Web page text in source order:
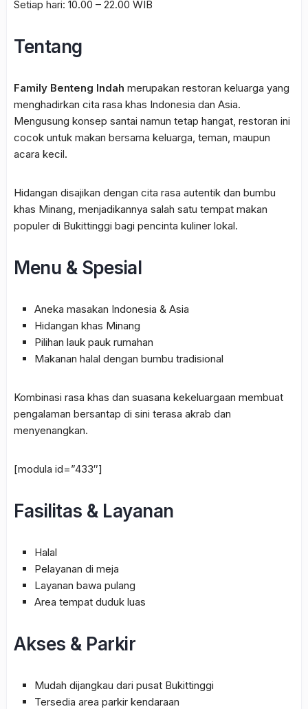
Setiap hari: 10.00 – 22.00 WIB
Tentang
Family Benteng Indah merupakan restoran keluarga yang
menghadirkan cita rasa khas Indonesia dan Asia.
Mengusung konsep santai namun tetap hangat, restoran ini
cocok untuk makan bersama keluarga, teman, maupun
acara kecil.
Hidangan disajikan dengan cita rasa autentik dan bumbu
khas Minang, menjadikannya salah satu tempat makan
populer di Bukittinggi bagi pencinta kuliner lokal.
Menu & Spesial
Aneka masakan Indonesia & Asia
Hidangan khas Minang
Pilihan lauk pauk rumahan
Makanan halal dengan bumbu tradisional
Kombinasi rasa khas dan suasana kekeluargaan membuat
pengalaman bersantap di sini terasa akrab dan
menyenangkan.
[modula id=”433″]
Fasilitas & Layanan
Halal
Pelayanan di meja
Layanan bawa pulang
Area tempat duduk luas
Akses & Parkir
Mudah dijangkau dari pusat Bukittinggi
Tersedia area parkir kendaraan